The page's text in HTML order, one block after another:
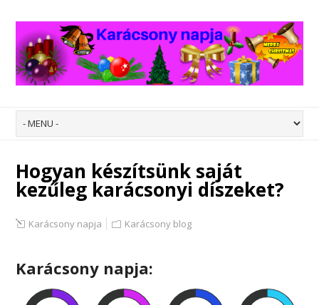
Hogyan készítsünk saját
kezűleg karácsonyi díszeket?
Karácsony napja Karácsony blog
Karácsony napja: